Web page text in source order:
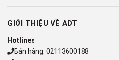
GIỚI THIỆU VỀ ADT
Hotlines
Bán hàng: 02113600188